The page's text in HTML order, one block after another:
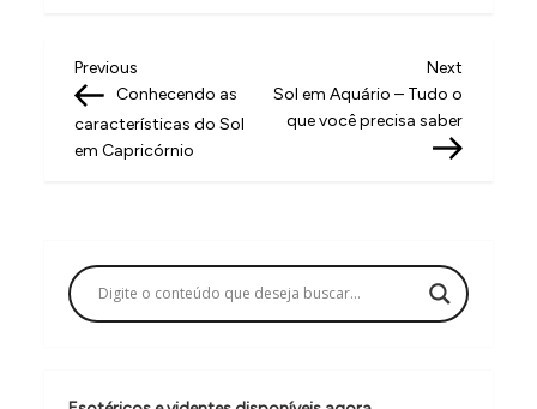
N
a
v
a
ç
o
Previous
Post
Previous
Conhecendo as
características do Sol
em Capricórnio
Next
Post
Next
Sol em Aquário – Tudo o
que você precisa saber